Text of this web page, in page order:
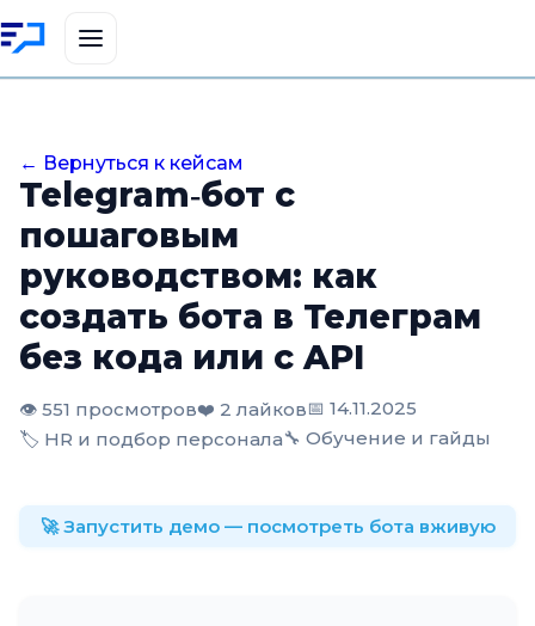
← Вернуться к кейсам
Telegram‑бот с
пошаговым
руководством: как
создать бота в Телеграм
без кода или с API
👁️ 551 просмотров❤️ 2 лайков📅 14.11.2025
🏷️ HR и подбор персонала🔧 Обучение и гайды
🚀 Запустить демо — посмотреть бота вживую